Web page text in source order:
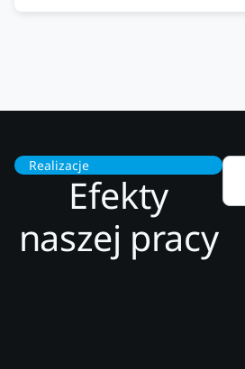
Realizacje
Efekty
naszej pracy